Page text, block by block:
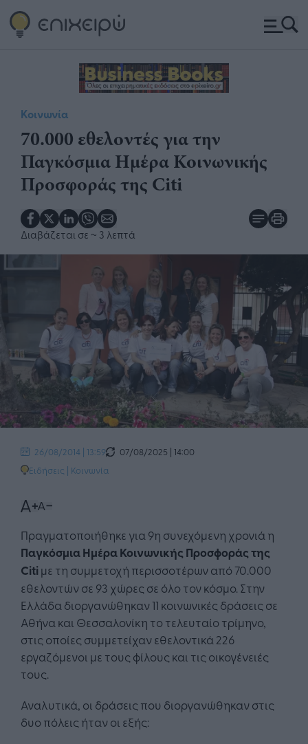
Κοινωνία
70.000 εθελοντές για την
Παγκόσμια Ημέρα Κοινωνικής
Προσφοράς της Citi
Διαβάζεται σε ~ 3 λεπτά
26/08/2014 | 13:59
07/08/2025 | 14:00
Ειδήσεις | Κοινωνία
Πραγματοποιήθηκε για 9η συνεχόμενη χρονιά η
Παγκόσμια Ημέρα Κοινωνικής Προσφοράς της
Citiμε τη συμμετοχή περισσοτέρων από 70.000
εθελοντών σε 93 χώρες σε όλο τον κόσμο. Στην
Ελλάδα διοργανώθηκαν 11 κοινωνικές δράσεις σε
Αθήνα και Θεσσαλονίκη το τελευταίο τρίμηνο,
στις οποίες συμμετείχαν εθελοντικά 226
εργαζόμενοι με τους φίλους και τις οικογένειές
τους.
Αναλυτικά, οι δράσεις που διοργανώθηκαν στις
δυο πόλεις ήταν οι εξής: